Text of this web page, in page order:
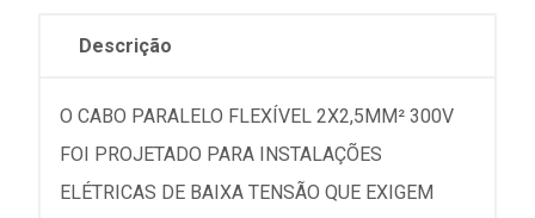
Descrição
O CABO PARALELO FLEXÍVEL 2X2,5MM² 300V
FOI PROJETADO PARA INSTALAÇÕES
ELÉTRICAS DE BAIXA TENSÃO QUE EXIGEM